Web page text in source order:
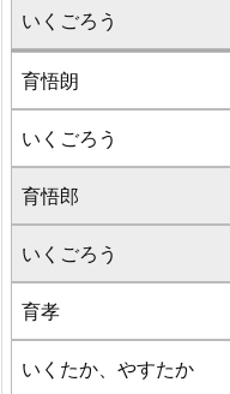
いくごろう
育悟朗
いくごろう
育悟郎
いくごろう
育孝
いくたか、やすたか